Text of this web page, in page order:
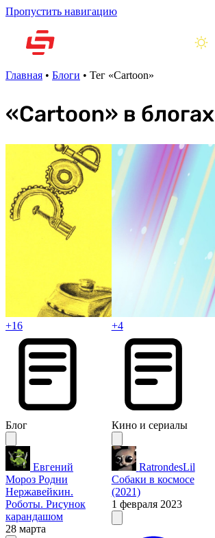
Пропустить навигацию
Главная • Блоги • Тег «Cartoon»
«Cartoon» в блогах
+16
Блог
Евгений
Мороз Родни
Нержавейкин.
Роботы. Рисунок
карандашом
28 марта
+4
Кино и сериалы
RatrondesLil
Собаки в космосе
(2021)
1 февраля 2023